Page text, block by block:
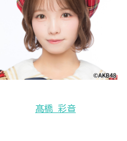
髙橋 彩音